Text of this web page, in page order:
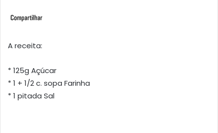
A receita:
* 125g Açúcar
* 1 + 1/2 c. sopa Farinha
* 1 pitada Sal